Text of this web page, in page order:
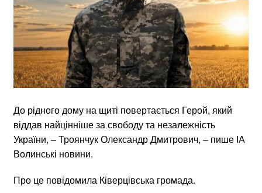
До рідного дому на щиті повертається Герой, який
віддав найцінніше за свободу та незалежність
України, – Троянчук Олександр Дмитрович, – пише ІА
Волинські новини.
Про це повідомила Ківерцівська громада.